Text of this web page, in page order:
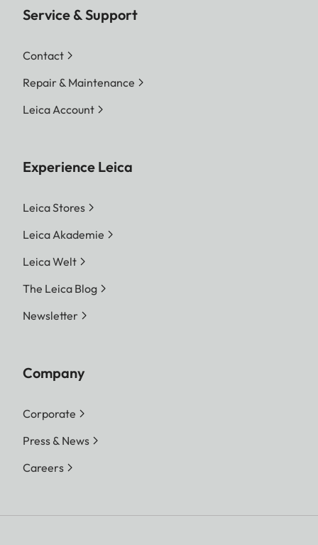
Service & Support
Contact
Repair & Maintenance
Leica Account
Experience Leica
Leica Stores
Leica Akademie
Leica Welt
The Leica Blog
Newsletter
Company
Corporate
Press & News
Careers